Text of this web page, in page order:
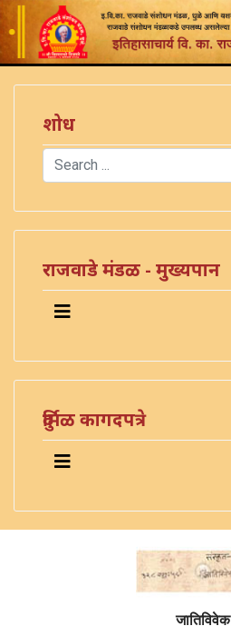
शोध
Search
राजवाडे मंडळ - मुख्यपान
दुर्मिळ कागदपत्रे
जातिविवेक